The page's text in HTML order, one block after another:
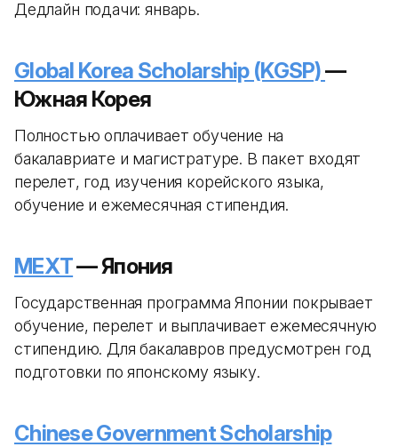
Дедлайн подачи: январь.
Global Korea Scholarship (KGSP)—
Южная Корея
Полностью оплачивает обучение на
бакалавриате и магистратуре. В пакет входят
перелет, год изучения корейского языка,
обучение и ежемесячная стипендия.
MEXT— Япония
Государственная программа Японии покрывает
обучение, перелет и выплачивает ежемесячную
стипендию. Для бакалавров предусмотрен год
подготовки по японскому языку.
Chinese Government Scholarship